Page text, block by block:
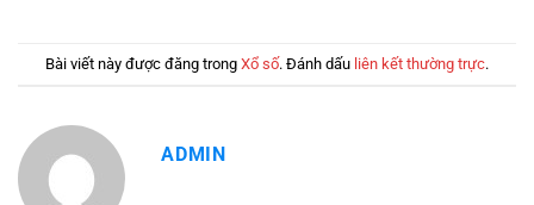
Bài viết này được đăng trong Xổ số. Đánh dấu liên kết thường trực.
ADMIN